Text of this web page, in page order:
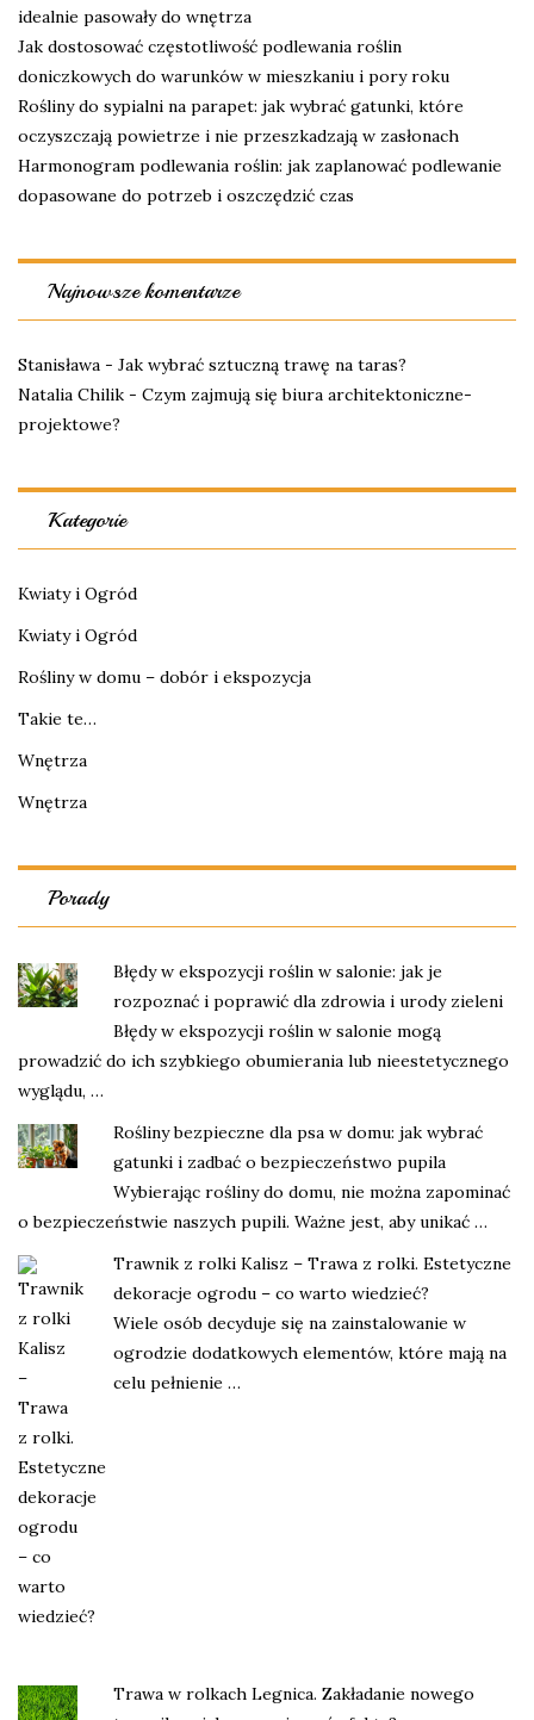
idealnie pasowały do wnętrza
Jak dostosować częstotliwość podlewania roślin
doniczkowych do warunków w mieszkaniu i pory roku
Rośliny do sypialni na parapet: jak wybrać gatunki, które
oczyszczają powietrze i nie przeszkadzają w zasłonach
Harmonogram podlewania roślin: jak zaplanować podlewanie
dopasowane do potrzeb i oszczędzić czas
Najnowsze komentarze
Stanisława - Jak wybrać sztuczną trawę na taras?
Natalia Chilik - Czym zajmują się biura architektoniczne-
projektowe?
Kategorie
Kwiaty i Ogród
Kwiaty i Ogród
Rośliny w domu – dobór i ekspozycja
Takie te…
Wnętrza
Wnętrza
Porady
Błędy w ekspozycji roślin w salonie: jak je
rozpoznać i poprawić dla zdrowia i urody zieleni
Błędy w ekspozycji roślin w salonie mogą
prowadzić do ich szybkiego obumierania lub nieestetycznego
wyglądu, …
Rośliny bezpieczne dla psa w domu: jak wybrać
gatunki i zadbać o bezpieczeństwo pupila
Wybierając rośliny do domu, nie można zapominać
o bezpieczeństwie naszych pupili. Ważne jest, aby unikać …
Trawnik z rolki Kalisz – Trawa z rolki. Estetyczne
dekoracje ogrodu – co warto wiedzieć?
Wiele osób decyduje się na zainstalowanie w
ogrodzie dodatkowych elementów, które mają na
celu pełnienie …
Trawa w rolkach Legnica. Zakładanie nowego